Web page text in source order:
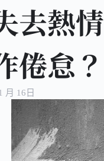
去熱
倦怠
月 16日